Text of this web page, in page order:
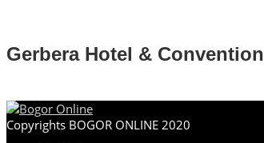
Gerbera Hotel & Convention
Copyrights BOGOR ONLINE 2020